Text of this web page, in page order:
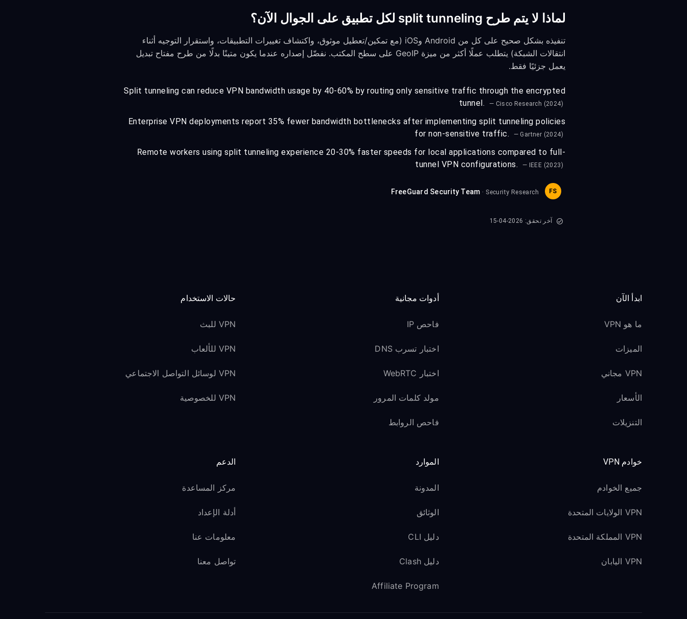
لماذا لا يتم طرح split tunneling لكل تطبيق على الجوال الآن؟
تنفيذه بشكل صحيح على كل من Android وiOS (مع تمكين/تعطيل موثوق، واكتشاف تغييرات التطبيقات، واستقرار التوجيه أثناء
انتقالات الشبكة) يتطلب عملًا أكثر من ميزة GeoIP على سطح المكتب. نفضّل إصداره عندما يكون متينًا بدلًا من طرح مفتاح تبديل
يعمل جزئيًا فقط.
Split tunneling can reduce VPN bandwidth usage by 40-60% by routing only sensitive traffic through the encrypted
tunnel.
— Cisco Research (2024)
Enterprise VPN deployments report 35% fewer bandwidth bottlenecks after implementing split tunneling policies
for non-sensitive traffic.
— Gartner (2024)
Remote workers using split tunneling experience 20-30% faster speeds for local applications compared to full-
tunnel VPN configurations.
— IEEE (2023)
FS
FreeGuard Security Team · Security Research
آخر تحقق: 2026-04-15
ابدأ الآن
ما هو VPN
الميزات
VPN مجاني
الأسعار
التنزيلات
أدوات مجانية
فاحص IP
اختبار تسرب DNS
اختبار WebRTC
مولد كلمات المرور
فاحص الروابط
حالات الاستخدام
VPN للبث
VPN للألعاب
VPN لوسائل التواصل الاجتماعي
VPN للخصوصية
خوادم VPN
جميع الخوادم
VPN الولايات المتحدة
VPN المملكة المتحدة
VPN اليابان
الموارد
المدونة
الوثائق
دليل CLI
دليل Clash
Affiliate Program
الدعم
مركز المساعدة
أدلة الإعداد
معلومات عنا
تواصل معنا